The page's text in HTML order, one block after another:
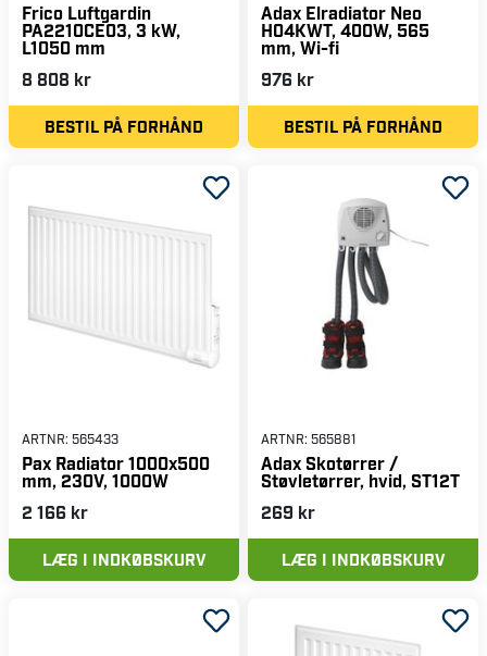
Frico Luftgardin
PA2210CE03, 3 kW,
L1050 mm
8 808 kr
BESTIL PÅ FORHÅND
Adax Elradiator Neo
H04KWT, 400W, 565
mm, Wi-fi
976 kr
BESTIL PÅ FORHÅND
ARTNR: 565433
Pax Radiator 1000x500
mm, 230V, 1000W
2 166 kr
LÆG I INDKØBSKURV
ARTNR: 565881
Adax Skotørrer /
Støvletørrer, hvid, ST12T
269 kr
LÆG I INDKØBSKURV